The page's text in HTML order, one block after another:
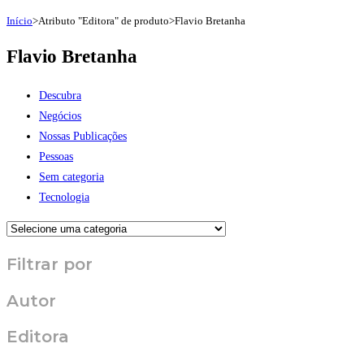
Início>Atributo "Editora" de produto>Flavio Bretanha
Flavio Bretanha
Descubra
Negócios
Nossas Publicações
Pessoas
Sem categoria
Tecnologia
Filtrar por
Autor
Editora